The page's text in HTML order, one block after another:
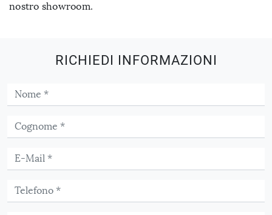
nostro showroom.
RICHIEDI INFORMAZIONI